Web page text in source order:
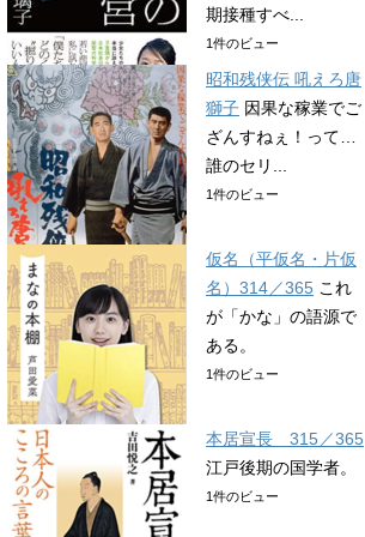
期接種すべ...
1件のビュー
昭和残侠伝 吼えろ唐
獅子 因果な稼業でご
ざんすねぇ！って…
誰のセリ...
1件のビュー
仮名（平仮名・片仮
名）314／365 これ
が「かな」の語源で
ある。
1件のビュー
本居宣長 315／365
江戸後期の国学者。
1件のビュー